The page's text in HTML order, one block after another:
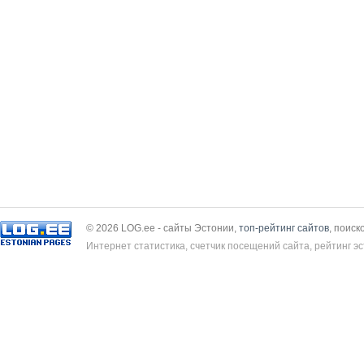
© 2026 LOG.ee - сайты Эстонии, топ-рейтинг сайтов ,
Интернет статистика, счетчик посещений сайта, рейтинг